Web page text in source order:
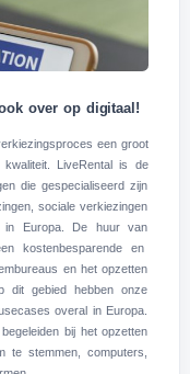
over op digitaal!
een groot
LiveRental is de
die gespecialiseerd zijn
sociale verkiezingen
in Europa. De huur van
kostenbesparende en
en het opzetten
dit gebied hebben onze
overal in Europa.
bij het opzetten
te stemmen, computers,